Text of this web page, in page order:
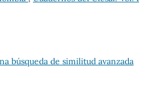
búsqueda de similitud avanzada